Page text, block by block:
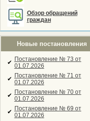
Обзор обращений
граждан
Новые постановления
✔ Постановление № 73 от
01.07.2026
✔ Постановление № 71 от
01.07.2026
✔ Постановление № 70 от
01.07.2026
✔ Постановление № 69 от
01.07.2026